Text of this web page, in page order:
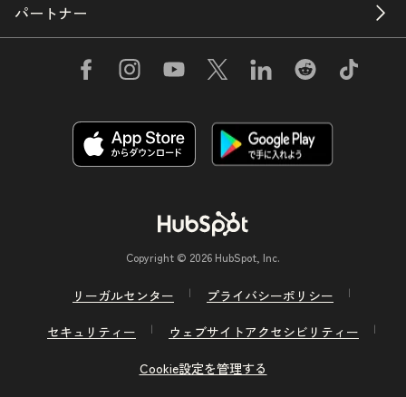
パートナー
Copyright © 2026 HubSpot, Inc.
リーガルセンター
プライバシーポリシー
セキュリティー
ウェブサイトアクセシビリティー
Cookie設定を管理する